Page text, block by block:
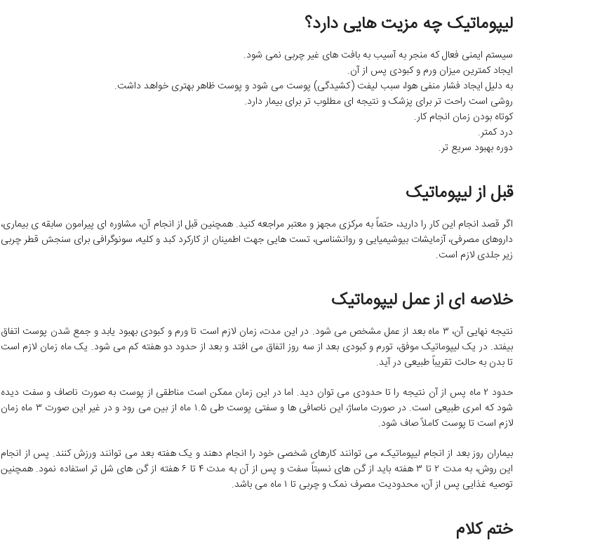
لیپوماتیک چه مزیت هایی دارد؟
سیستم ایمنی فعال که منجر به آسیب به بافت های غیر چربی نمی شود.
ایجاد کمترین میزان ورم و کبودی پس از آن.
به دلیل ایجاد فشار منفی هوا، سبب لیفت (کشیدگی) پوست می شود و پوست ظاهر بهتری خواهد داشت.
روشی است راحت تر برای پزشک و نتیجه ای مطلوب تر برای بیمار دارد.
کوتاه بودن زمان انجام کار.
درد کمتر.
دوره بهبود سریع تر.
قبل از لیپوماتیک
اگر قصد انجام این کار را دارید، حتماً به مرکزی مجهز و معتبر مراجعه کنید. همچنین قبل از انجام آن، مشاوره ای پیرامون سابقه ی بیماری،
داروهای مصرفی، آزمایشات بیوشیمیایی و روانشناسی، تست هایی جهت اطمینان از کارکرد کبد و کلیه، سونوگرافی برای سنجش قطر چربی
زیر جلدی لازم است.
خلاصه ای از عمل لیپوماتیک
نتیجه نهایی آن، ۳ ماه بعد از عمل مشخص می شود. در این مدت، زمان لازم است تا ورم و کبودی بهبود یابد و جمع شدن پوست اتفاق
بیفتد. در یک لیپوماتیک موفق، تورم و کبودی بعد از سه روز اتفاق می افتد و بعد از حدود دو هفته کم می شود. یک ماه زمان لازم است
تا بدن به حالت تقریباً طبیعی در آید.
حدود ۲ ماه پس از آن نتیجه را تا حدودی می توان دید. اما در این زمان ممکن است مناطقی از پوست به صورت ناصاف و سفت دیده
شود که امری طبیعی است. در صورت ماساژ، این ناصافی ها و سفتی پوست طی ۱.۵ ماه از بین می رود و در غیر این صورت ۳ ماه زمان
لازم است تا پوست کاملاً صاف شود.
بیماران روز بعد از انجام لیپوماتیک، می توانند کارهای شخصی خود را انجام دهند و یک هفته بعد می توانند ورزش کنند. پس از انجام
این روش، به مدت ۲ تا ۳ هفته باید از گن های نسبتاً سفت و پس از آن به مدت ۴ تا ۶ هفته از گن های شل تر استفاده نمود. همچنین
توصیه غذایی پس از آن، محدودیت مصرف نمک و چربی تا ۱ ماه می باشد.
ختم کلام